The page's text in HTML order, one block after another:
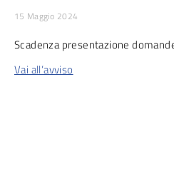
15 Maggio 2024
Scadenza presentazione
Vai all’avviso